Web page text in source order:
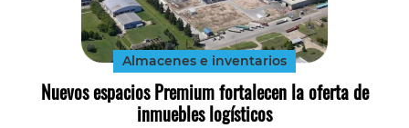
Almacenes e inventarios
Nuevos espacios Premium fortalecen la oferta de
inmuebles logísticos